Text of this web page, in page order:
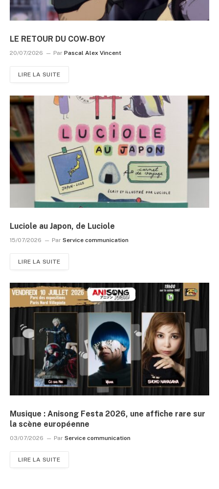
LE RETOUR DU COW-BOY
20/07/2026 Par Pascal Alex Vincent
LIRE LA SUITE
Luciole au Japon, de Luciole
15/07/2026 Par Service communication
LIRE LA SUITE
Musique : Anisong Festa 2026, une affiche rare sur
la scène européenne
03/07/2026 Par Service communication
LIRE LA SUITE